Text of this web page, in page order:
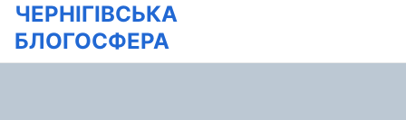
ЧЕРНІГІВСЬКА
БЛОГОСФЕРА